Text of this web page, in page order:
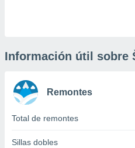
únicos
similares
como
Información útil sobre
Remontes
Total de remontes
Sillas dobles